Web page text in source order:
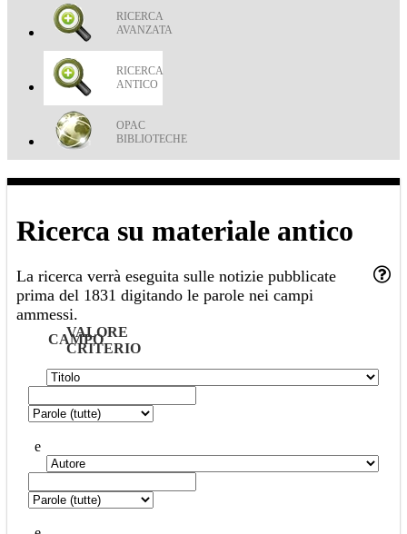
RICERCA
AVANZATA
RICERCA
ANTICO
OPAC
BIBLIOTECHE
Ricerca su materiale antico
La ricerca verrà eseguita sulle notizie pubblicate
prima del 1831 digitando le parole nei campi
ammessi.
CAMPO
VALORE
CRITERIO
e